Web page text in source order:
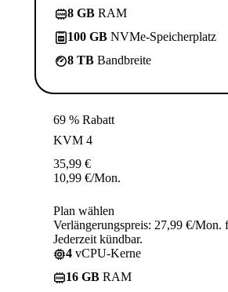
8 GB RAM
100 GB NVMe-Speicherplatz
8 TB Bandbreite
69 % Rabatt
KVM 4
35,99 €
10,99 €/Mon.
Plan wählen
Verlängerungspreis: 27,99 €/Mon.
Jederzeit kündbar.
4 vCPU-Kerne
16 GB RAM